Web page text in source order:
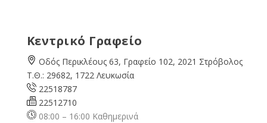
Κεντρικό Γραφείο
Οδός Περικλέους 63, Γραφείο 102, 2021 Στρόβολος
Τ.Θ.: 29682, 1722 Λευκωσία
22518787
22512710
08:00 – 16:00 Καθημερινά